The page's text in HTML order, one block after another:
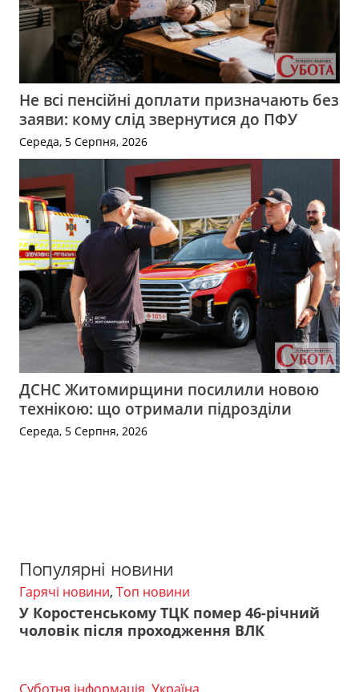
Не всі пенсійні доплати призначають без
заяви: кому слід звернутися до ПФУ
Середа, 5 Серпня, 2026
ДСНС Житомирщини посилили новою
технікою: що отримали підрозділи
Середа, 5 Серпня, 2026
Популярні новини
Гарячі новини, Топ новини
У Коростенському ТЦК помер 46-річний
чоловік після проходження ВЛК